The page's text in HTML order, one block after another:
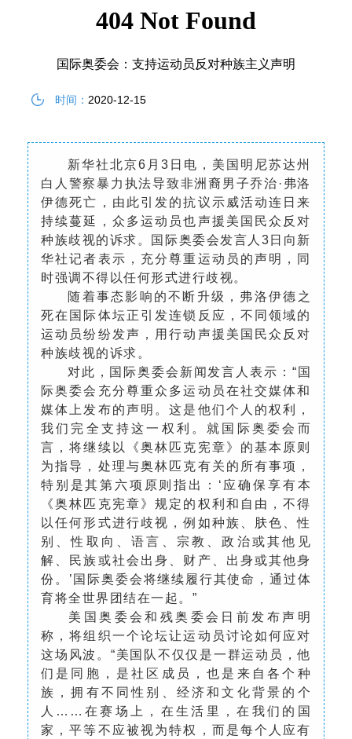
国际奥委会：支持运动员反对种族主义声明
时间： 2020-12-15
新华社北京6月3日电，美国明尼苏达州
白人警察暴力执法导致非洲裔男子乔治·弗洛
伊德死亡，由此引发的抗议示威活动连日来
持续蔓延，众多运动员也声援美国民众反对
种族歧视的诉求。国际奥委会发言人3日向新
华社记者表示，充分尊重运动员的声明，同
时强调不得以任何形式进行歧视。
随着事态影响的不断升级，弗洛伊德之
死在国际体坛正引发连锁反应，不同领域的
运动员纷纷发声，用行动声援美国民众反对
种族歧视的诉求。
对此，国际奥委会新闻发言人表示：“国
际奥委会充分尊重众多运动员在社交媒体和
媒体上发布的声明。这是他们个人的权利，
我们完全支持这一权利。就国际奥委会而
言，将继续以《奥林匹克宪章》的基本原则
为指导，处理与奥林匹克有关的所有事项，
特别是其第六项原则指出：‘应确保享有本
《奥林匹克宪章》规定的权利和自由，不得
以任何形式进行歧视，例如种族、肤色、性
别、性取向、语言、宗教、政治或其他见
解、民族或社会出身、财产、出身或其他身
份。’国际奥委会将继续履行其使命，通过体
育将全世界团结在一起。”
美国奥委会和残奥委会日前发布声明
称，将组织一个论坛让运动员讨论如何应对
这场风波。“美国队不仅仅是一群运动员，他
们是同胞，是社区成员，也是来自各个种
族，拥有不同性别、经济和文化背景的个
人……在赛场上，在生活里，在我们的国
家，平等不应被视为特权，而是每个人应有